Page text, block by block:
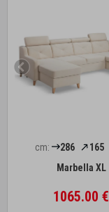
cm: 286 165
Marbella XL
1065.00 €